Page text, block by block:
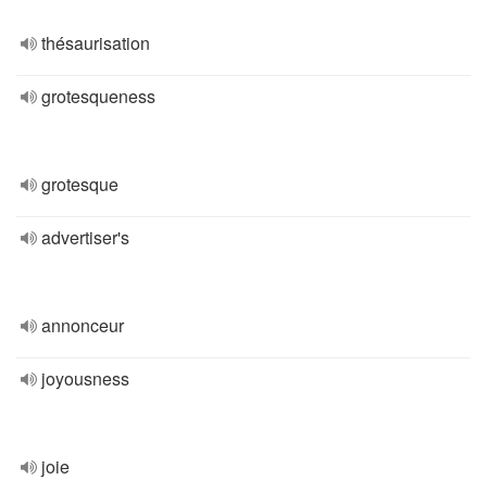
thésaurisation
grotesqueness
grotesque
advertiser's
annonceur
joyousness
joie